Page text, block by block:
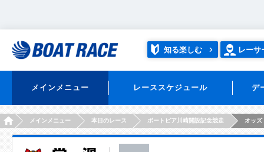
知る楽しむ レーサ
メインメニュー レーススケジュール デ
HOMEメインメニュー 本日のレース ボートピア川崎開設記念競走 オッズ